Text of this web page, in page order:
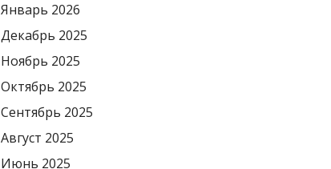
Январь 2026
Декабрь 2025
Ноябрь 2025
Октябрь 2025
Сентябрь 2025
Август 2025
Июнь 2025